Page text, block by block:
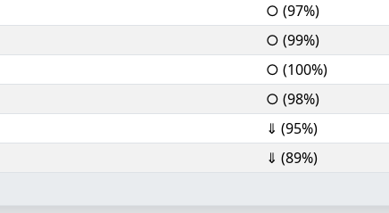
○ (97%)
○ (99%)
○ (100%)
○ (98%)
⇓ (95%)
⇓ (89%)